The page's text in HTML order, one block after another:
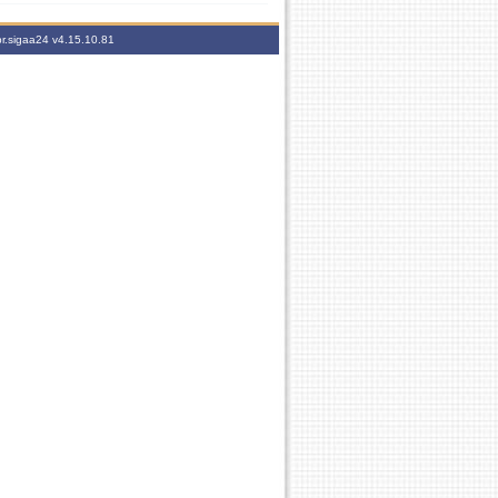
v4.15.10.81